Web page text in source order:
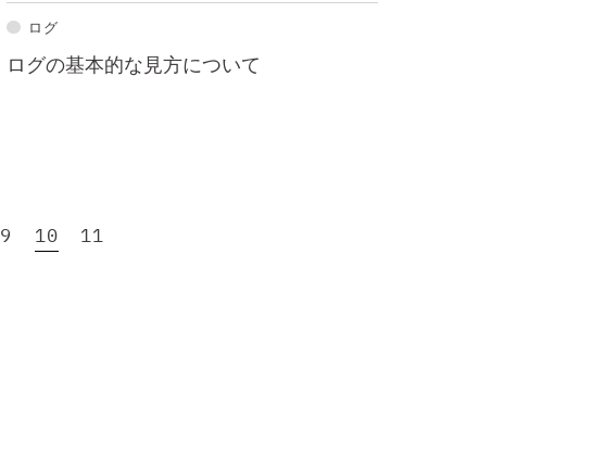
ログ
ログの基本的な見方について
9 10 11